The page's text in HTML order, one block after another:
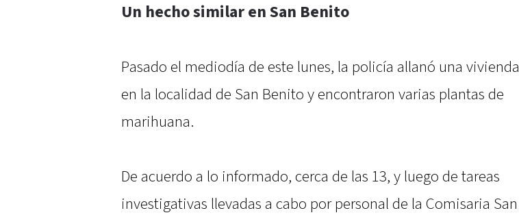
Un hecho similar en San Benito
Pasado el mediodía de este lunes, la policía allanó una vivienda
en la localidad de San Benito y encontraron varias plantas de
marihuana.
De acuerdo a lo informado, cerca de las 13, y luego de tareas
investigativas llevadas a cabo por personal de la Comisaria San